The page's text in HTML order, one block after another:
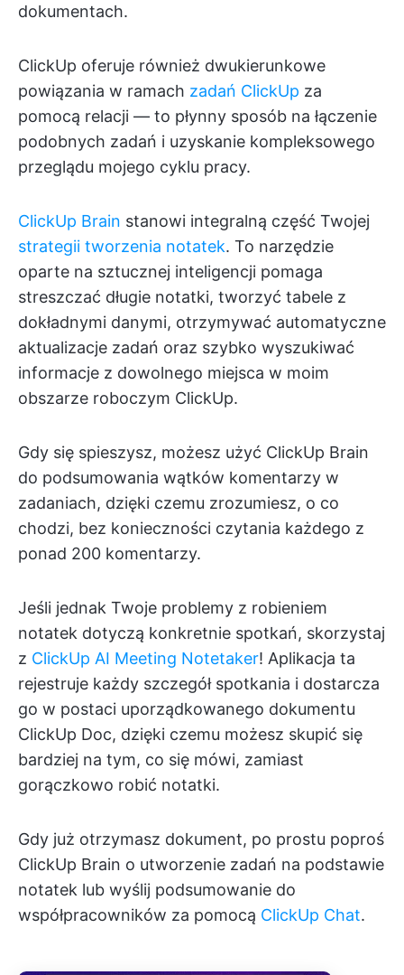
dokumentach.
ClickUp oferuje również dwukierunkowe
powiązania w ramach zadań ClickUp za
pomocą relacji — to płynny sposób na łączenie
podobnych zadań i uzyskanie kompleksowego
przeglądu mojego cyklu pracy.
ClickUp Brain stanowi integralną część Twojej
strategii tworzenia notatek. To narzędzie
oparte na sztucznej inteligencji pomaga
streszczać długie notatki, tworzyć tabele z
dokładnymi danymi, otrzymywać automatyczne
aktualizacje zadań oraz szybko wyszukiwać
informacje z dowolnego miejsca w moim
obszarze roboczym ClickUp.
Gdy się spieszysz, możesz użyć ClickUp Brain
do podsumowania wątków komentarzy w
zadaniach, dzięki czemu zrozumiesz, o co
chodzi, bez konieczności czytania każdego z
ponad 200 komentarzy.
Jeśli jednak Twoje problemy z robieniem
notatek dotyczą konkretnie spotkań, skorzystaj
z ClickUp AI Meeting Notetaker! Aplikacja ta
rejestruje każdy szczegół spotkania i dostarcza
go w postaci uporządkowanego dokumentu
ClickUp Doc, dzięki czemu możesz skupić się
bardziej na tym, co się mówi, zamiast
gorączkowo robić notatki.
Gdy już otrzymasz dokument, po prostu poproś
ClickUp Brain o utworzenie zadań na podstawie
notatek lub wyślij podsumowanie do
współpracowników za pomocą ClickUp Chat.